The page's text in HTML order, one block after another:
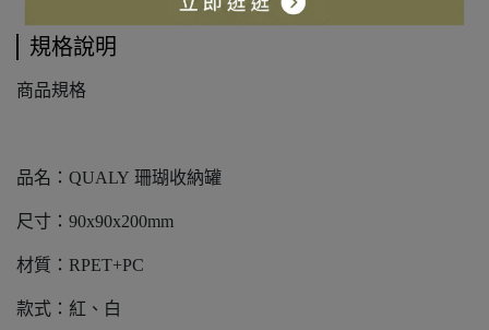
規格說明
商品規格
品名：QUALY 珊瑚收納罐
尺寸：90x90x200mm
材質：RPET+PC
款式：紅、白